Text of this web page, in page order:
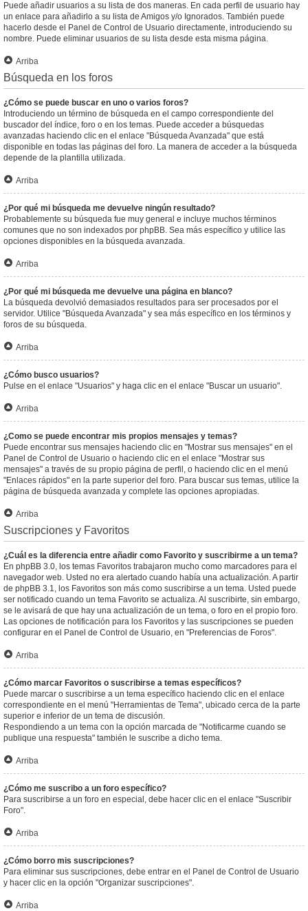
Puede añadir usuarios a su lista de dos maneras. En cada perfil de usuario hay
un enlace para añadirlo a su lista de Amigos y/o Ignorados. También puede
hacerlo desde el Panel de Control de Usuario directamente, introduciendo su
nombre. Puede eliminar usuarios de su lista desde esta misma página.
Arriba
Búsqueda en los foros
¿Cómo se puede buscar en uno o varios foros?
Introduciendo un término de búsqueda en el campo correspondiente del
buscador del índice, foro o en los temas. Puede acceder a búsquedas
avanzadas haciendo clic en el enlace "Búsqueda Avanzada" que está
disponible en todas las páginas del foro. La manera de acceder a la búsqueda
depende de la plantilla utilizada.
Arriba
¿Por qué mi búsqueda me devuelve ningún resultado?
Probablemente su búsqueda fue muy general e incluye muchos términos
comunes que no son indexados por phpBB. Sea más específico y utilice las
opciones disponibles en la búsqueda avanzada.
Arriba
¿Por qué mi búsqueda me devuelve una página en blanco?
La búsqueda devolvió demasiados resultados para ser procesados por el
servidor. Utilice "Búsqueda Avanzada" y sea más específico en los términos y
foros de su búsqueda.
Arriba
¿Cómo busco usuarios?
Pulse en el enlace "Usuarios" y haga clic en el enlace "Buscar un usuario".
Arriba
¿Como se puede encontrar mis propios mensajes y temas?
Puede encontrar sus mensajes haciendo clic en "Mostrar sus mensajes" en el
Panel de Control de Usuario o haciendo clic en el enlace "Mostrar sus
mensajes" a través de su propio página de perfil, o haciendo clic en el menú
"Enlaces rápidos" en la parte superior del foro. Para buscar sus temas, utilice la
página de búsqueda avanzada y complete las opciones apropiadas.
Arriba
Suscripciones y Favoritos
¿Cuál es la diferencia entre añadir como Favorito y suscribirme a un tema?
En phpBB 3.0, los temas Favoritos trabajaron mucho como marcadores para el
navegador web. Usted no era alertado cuando había una actualización. A partir
de phpBB 3.1, los Favoritos son más como suscribirse a un tema. Usted puede
ser notificado cuando un tema Favorito se actualiza. Al suscribirte, sin embargo,
se le avisará de que hay una actualización de un tema, o foro en el propio foro.
Las opciones de notificación para los Favoritos y las suscripciones se pueden
configurar en el Panel de Control de Usuario, en "Preferencias de Foros".
Arriba
¿Cómo marcar Favoritos o suscribirse a temas específicos?
Puede marcar o suscribirse a un tema específico haciendo clic en el enlace
correspondiente en el menú "Herramientas de Tema", ubicado cerca de la parte
superior e inferior de un tema de discusión.
Respondiendo a un tema con la opción marcada de "Notificarme cuando se
publique una respuesta" también le suscribe a dicho tema.
Arriba
¿Cómo me suscribo a un foro específico?
Para suscribirse a un foro en especial, debe hacer clic en el enlace "Suscribir
Foro".
Arriba
¿Cómo borro mis suscripciones?
Para eliminar sus suscripciones, debe entrar en el Panel de Control de Usuario
y hacer clic en la opción "Organizar suscripciones".
Arriba